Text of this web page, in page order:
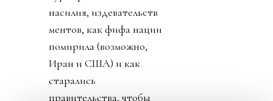
насилия, издевательств
ментов, как фифа нации
помирила (возможно,
Иран и США) и как
старались
правительства, чтобы